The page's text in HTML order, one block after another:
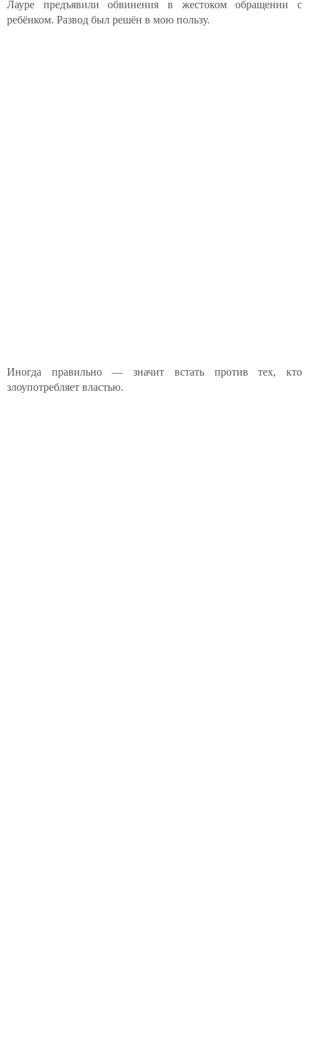
Лауре предъявили обвинения в жестоком обращении с
ребёнком. Развод был решён в мою пользу.
Иногда правильно — значит встать против тех, кто
злоупотребляет властью.